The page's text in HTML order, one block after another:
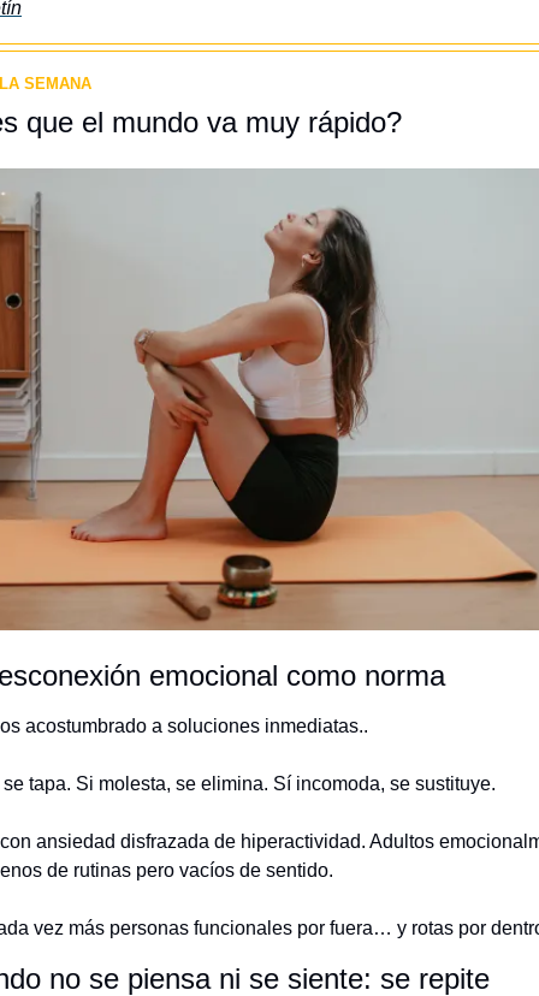
SEMANA
que el mundo va muy rápido?
emocional como norma
acostumbrado a soluciones inmediatas..
tapa. Si molesta, se elimina. Sí incomoda, se sustituye.
ansiedad disfrazada de hiperactividad. Adultos
de rutinas pero vacíos de sentido.
vez más personas funcionales por fuera… y rotas por
no se piensa ni se siente: se repite